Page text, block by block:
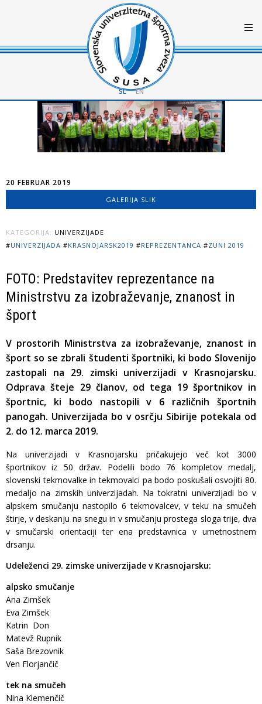
SL EN
20 FEBRUAR 2019
GALERIJA SLIK
KATEGORIJA: UNIVERZIJADE
#UNIVERZIJADA #KRASNOJARSK2019 #REPREZENTANCA #ZUNI 2019
FOTO: Predstavitev reprezentance na
Ministrstvu za izobraževanje, znanost in
šport
V prostorih Ministrstva za izobraževanje, znanost in
šport so se zbrali študenti športniki, ki bodo Slovenijo
zastopali na 29. zimski univerzijadi v Krasnojarsku.
Odprava šteje 29 članov, od tega 19 športnikov in
športnic, ki bodo nastopili v 6 različnih športnih
panogah. Univerzijada bo v osrčju Sibirije potekala od
2. do 12. marca 2019.
Na univerzijadi v Krasnojarsku pričakujejo več kot 3000
športnikov iz 50 držav. Podelili bodo 76 kompletov medalj,
slovenski tekmovalke in tekmovalci pa bodo poskušali osvojiti 80.
medaljo na zimskih univerzijadah. Na tokratni univerzijadi bo v
alpskem smučanju nastopilo 6 tekmovalcev, v teku na smučeh
štirje, v deskanju na snegu in v smučanju prostega sloga trije, dva
v smučarski orientaciji ter ena predstavnica v umetnostnem
drsanju.
Udeleženci 29. zimske univerzijade v Krasnojarsku:
alpsko smučanje
Ana Zimšek
Eva Zimšek
Katrin Don
Matevž Rupnik
Saša Brezovnik
Ven Florjančič
tek na smučeh
Nina Klemenčič